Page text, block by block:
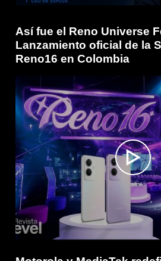
Así fue el Reno Universe
Lanzamiento oficial de la
Reno16 en Colombia